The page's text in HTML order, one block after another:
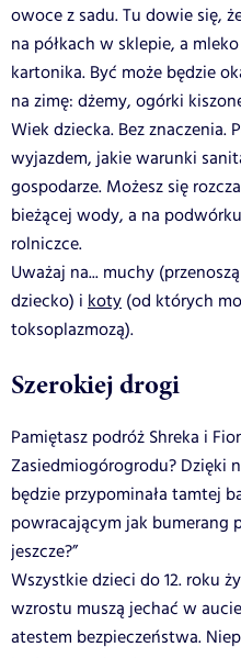
owoce z sadu. Tu dowie się,
na półkach w sklepie, a
kartonika. Być może będzie
na zimę: dżemy, ogórki
Wiek dziecka. Bez znaczenia.
wyjazdem, jakie warunki
gospodarze. Możesz się
bieżącej wody, a na
rolniczce.
Uważaj na... muchy
dziecko) i koty (od których
toksoplazmozą).
Szerokiej drogi
Pamiętasz podróż Shreka i
Zasiedmiogórogrodu? Dzięki
będzie przypominała tamtej
powracającym jak bumerang
jeszcze?”
Wszystkie dzieci do 12. roku
wzrostu muszą jechać w
atestem bezpieczeństwa.